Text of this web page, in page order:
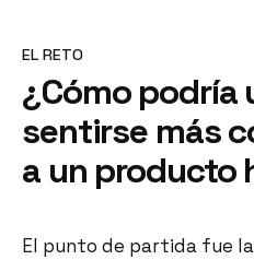
EL RETO
¿Cómo podría
sentirse más
a un producto
El punto de partida fue